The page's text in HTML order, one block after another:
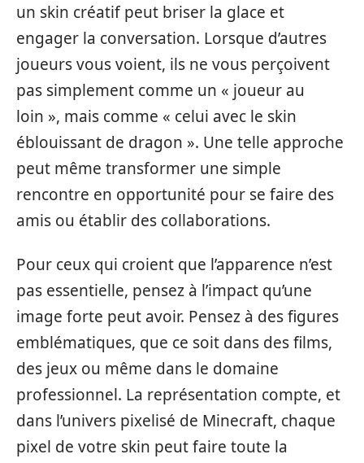
un skin créatif peut briser la glace et
engager la conversation. Lorsque d’autres
joueurs vous voient, ils ne vous perçoivent
pas simplement comme un « joueur au
loin », mais comme « celui avec le skin
éblouissant de dragon ». Une telle approche
peut même transformer une simple
rencontre en opportunité pour se faire des
amis ou établir des collaborations.
Pour ceux qui croient que l’apparence n’est
pas essentielle, pensez à l’impact qu’une
image forte peut avoir. Pensez à des figures
emblématiques, que ce soit dans des films,
des jeux ou même dans le domaine
professionnel. La représentation compte, et
dans l’univers pixelisé de Minecraft, chaque
pixel de votre skin peut faire toute la